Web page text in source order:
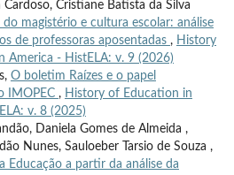
Cardoso, Cristiane Batista da Silva
do magistério e cultura escolar: análise
de professoras aposentadas , History
America - HistELA: v. 9 (2026)
O boletim Raízes e o papel
IMOPEC , History of Education in
v. 8 (2025)
Daniela Gomes de Almeida ,
Nunes, Sauloeber Tarsio de Souza ,
Educação a partir da análise da